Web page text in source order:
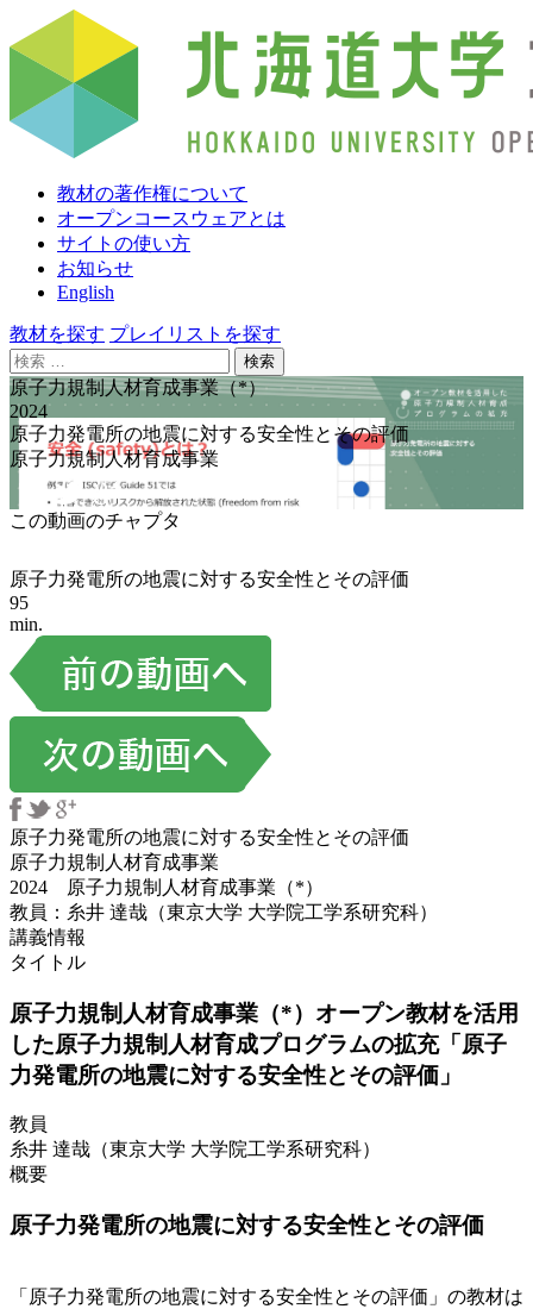
教材の著作権について
オープンコースウェアとは
サイトの使い方
お知らせ
English
教材を探す プレイリストを探す
検
索:
原子力規制人材育成事業（*）
2024
原子力発電所の地震に対する安全性とその評価
原子力規制人材育成事業
この動画のチャプタ
原子力発電所の地震に対する安全性とその評価
95
min.
原子力発電所の地震に対する安全性とその評価
原子力規制人材育成事業
2024 原子力規制人材育成事業（*）
教員：糸井 達哉（東京大学 大学院工学系研究科）
講義情報
タイトル
原子力規制人材育成事業（*）オープン教材を活用
した原子力規制人材育成プログラムの拡充「原子
力発電所の地震に対する安全性とその評価」
教員
糸井 達哉（東京大学 大学院工学系研究科）
概要
原子力発電所の地震に対する安全性とその評価
「原子力発電所の地震に対する安全性とその評価」の教材は